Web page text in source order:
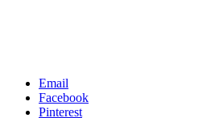
Email
Facebook
Pinterest